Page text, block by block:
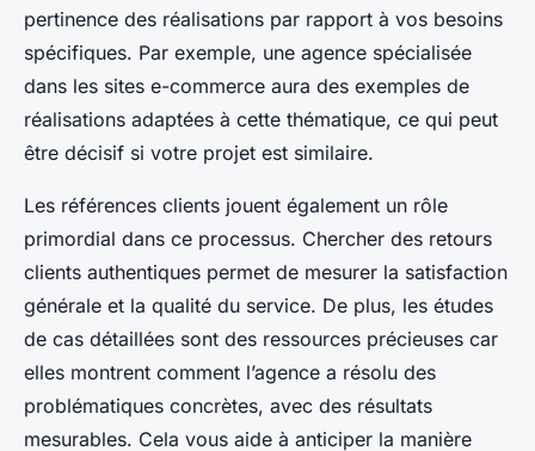
pertinence des réalisations par rapport à vos besoins
spécifiques. Par exemple, une agence spécialisée
dans les sites e-commerce aura des exemples de
réalisations adaptées à cette thématique, ce qui peut
être décisif si votre projet est similaire.
Les références clients jouent également un rôle
primordial dans ce processus. Chercher des retours
clients authentiques permet de mesurer la satisfaction
générale et la qualité du service. De plus, les études
de cas détaillées sont des ressources précieuses car
elles montrent comment l’agence a résolu des
problématiques concrètes, avec des résultats
mesurables. Cela vous aide à anticiper la manière